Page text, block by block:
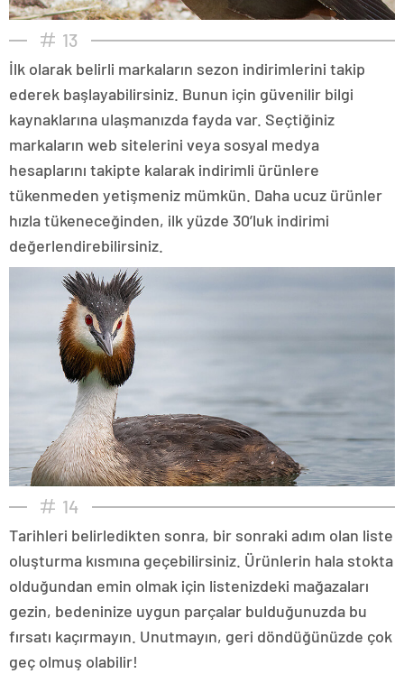
13
İlk olarak belirli markaların sezon indirimlerini takip
ederek başlayabilirsiniz. Bunun için güvenilir bilgi
kaynaklarına ulaşmanızda fayda var. Seçtiğiniz
markaların web sitelerini veya sosyal medya
hesaplarını takipte kalarak indirimli ürünlere
tükenmeden yetişmeniz mümkün. Daha ucuz ürünler
hızla tükeneceğinden, ilk yüzde 30’luk indirimi
değerlendirebilirsiniz.
14
Tarihleri belirledikten sonra, bir sonraki adım olan liste
oluşturma kısmına geçebilirsiniz. Ürünlerin hala stokta
olduğundan emin olmak için listenizdeki mağazaları
gezin, bedeninize uygun parçalar bulduğunuzda bu
fırsatı kaçırmayın. Unutmayın, geri döndüğünüzde çok
geç olmuş olabilir!